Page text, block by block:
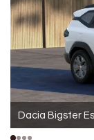
Dacia Bigster